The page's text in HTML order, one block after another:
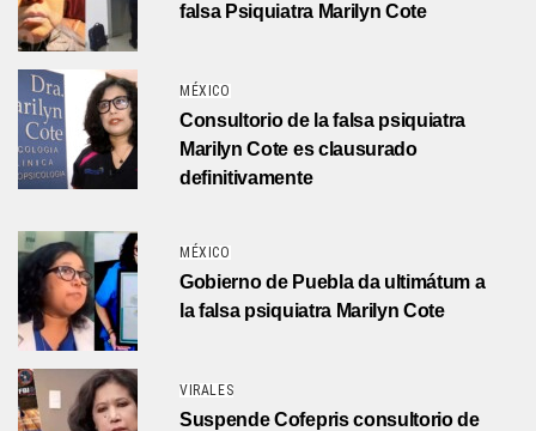
falsa Psiquiatra Marilyn Cote
MÉXICO
Consultorio de la falsa psiquiatra
Marilyn Cote es clausurado
definitivamente
MÉXICO
Gobierno de Puebla da ultimátum a
la falsa psiquiatra Marilyn Cote
VIRALES
Suspende Cofepris consultorio de